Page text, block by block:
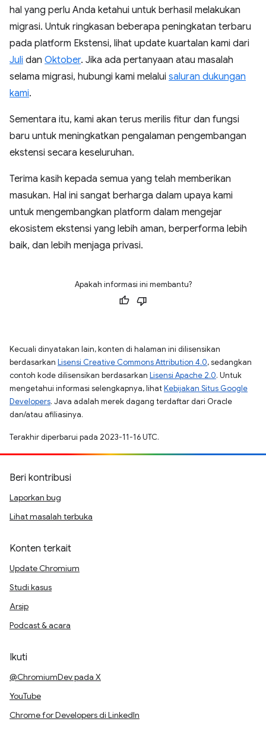
hal yang perlu Anda ketahui untuk berhasil melakukan
migrasi. Untuk ringkasan beberapa peningkatan terbaru
pada platform Ekstensi, lihat update kuartalan kami dari
Juli dan Oktober. Jika ada pertanyaan atau masalah
selama migrasi, hubungi kami melalui saluran dukungan
kami.
Sementara itu, kami akan terus merilis fitur dan fungsi
baru untuk meningkatkan pengalaman pengembangan
ekstensi secara keseluruhan.
Terima kasih kepada semua yang telah memberikan
masukan. Hal ini sangat berharga dalam upaya kami
untuk mengembangkan platform dalam mengejar
ekosistem ekstensi yang lebih aman, berperforma lebih
baik, dan lebih menjaga privasi.
Apakah informasi ini membantu?
Kecuali dinyatakan lain, konten di halaman ini dilisensikan
berdasarkan Lisensi Creative Commons Attribution 4.0, sedangkan
contoh kode dilisensikan berdasarkan Lisensi Apache 2.0. Untuk
mengetahui informasi selengkapnya, lihatKebijakan Situs Google
Developers. Java adalah merek dagang terdaftar dari Oracle
dan/atau afiliasinya.
Terakhir diperbarui pada 2023-11-16 UTC.
Beri kontribusi
Laporkan bug
Lihat masalah terbuka
Konten terkait
Update Chromium
Studi kasus
Arsip
Podcast & acara
Ikuti
@ChromiumDev pada X
YouTube
Chrome for Developers di LinkedIn